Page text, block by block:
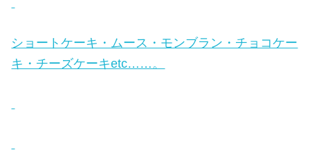
ショートケーキ・ムース・モンブラン・チョコケー
キ・チーズケーキetc……。